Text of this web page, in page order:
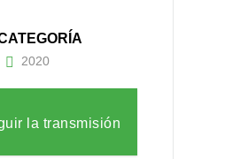
2020
la transmisión